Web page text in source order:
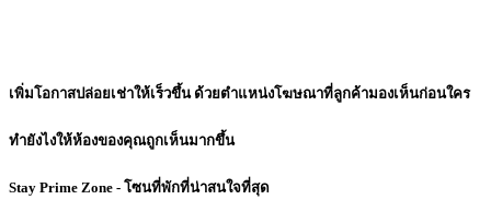
เพิ่มโอกาสปล่อยเช่าให้เร็วขึ้น ด้วยตำแหน่งโฆษณาที่ลูกค้ามองเห็นก่อนใคร
ทำยังไงให้ห้องของคุณถูกเห็นมากขึ้น
Stay Prime Zone - โซนที่พักที่น่าสนใจที่สุด